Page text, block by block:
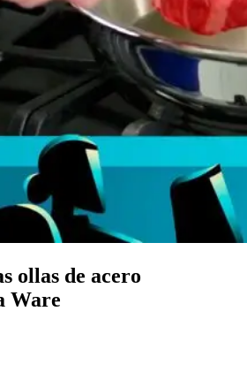
ollas de acero
Ware